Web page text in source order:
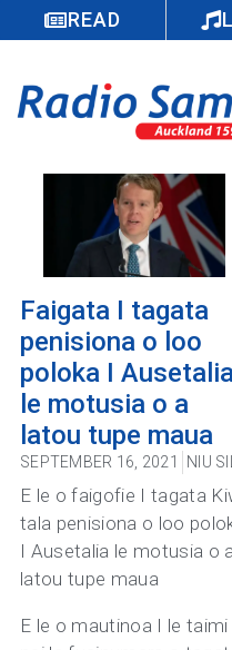
READ
Faigata I tagata
penisiona o loo
poloka I
le motusia o a
latou tupe maua
SEPTEMBER 16, 2021 NIU
E le o faigofie I tagata
tala penisiona o loo
I Ausetalia le motusia o a
latou tupe maua
E le o mautinoa I le taimi